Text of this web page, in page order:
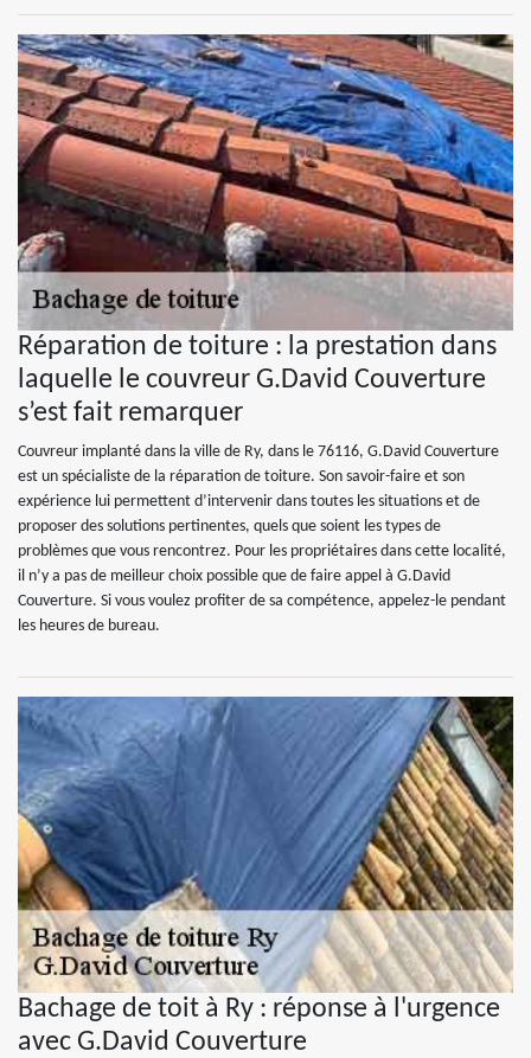
Réparation de toiture : la prestation dans
laquelle le couvreur G.David Couverture
s’est fait remarquer
Couvreur implanté dans la ville de Ry, dans le 76116, G.David Couverture
est un spécialiste de la réparation de toiture. Son savoir-faire et son
expérience lui permettent d’intervenir dans toutes les situations et de
proposer des solutions pertinentes, quels que soient les types de
problèmes que vous rencontrez. Pour les propriétaires dans cette localité,
il n’y a pas de meilleur choix possible que de faire appel à G.David
Couverture. Si vous voulez profiter de sa compétence, appelez-le pendant
les heures de bureau.
Bachage de toit à Ry : réponse à l'urgence
avec G.David Couverture